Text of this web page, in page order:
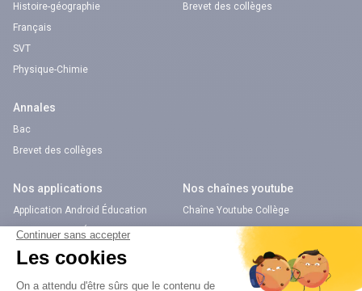
Histoire-géographie
Français
SVT
Physique-Chimie
Brevet des collèges
Annales
Bac
Brevet des collèges
Nos applications
Application Android Éducation
Application iOS Éducation
Nos chaînes youtube
Chaîne Youtube Collège
Chaîne Youtube Lycée
digiSchool Orientation